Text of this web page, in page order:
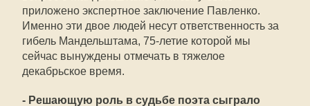
приложено экспертное заключение Павленко.
Именно эти двое людей несут ответственность за
гибель Мандельштама, 75-летие которой мы
сейчас вынуждены отмечать в тяжелое
декабрьское время.
- Решающую роль в судьбе поэта сыграло